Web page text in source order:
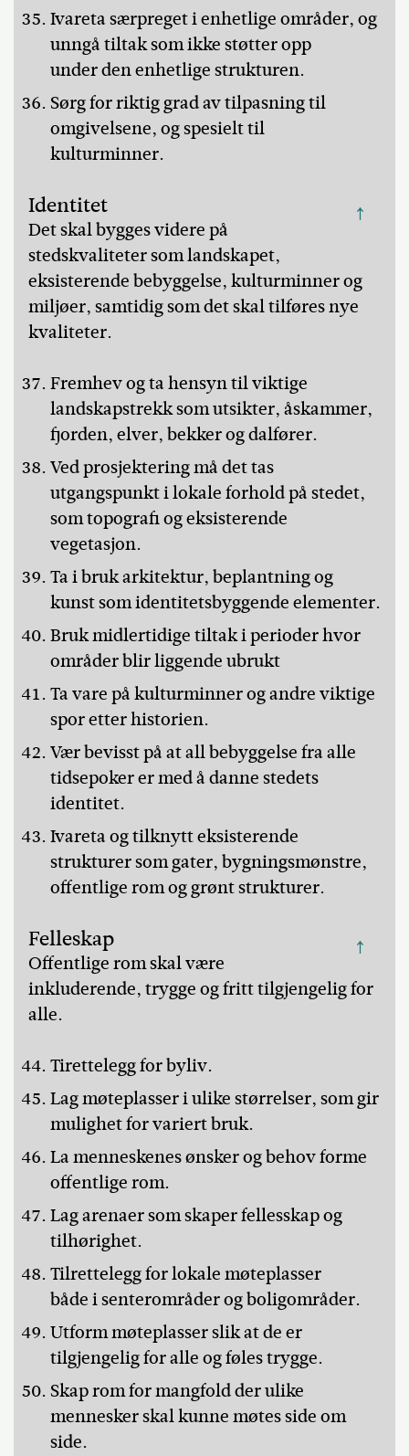
Ivareta særpreget i enhetlige områder, og
unngå tiltak som ikke støtter opp
under den enhetlige strukturen.
Sørg for riktig grad av tilpasning til
omgivelsene, og spesielt til
kulturminner.
↑
Identitet
Det skal bygges videre på
stedskvaliteter som landskapet,
eksisterende bebyggelse, kulturminner og
miljøer, samtidig som det skal tilføres nye
kvaliteter.
Fremhev og ta hensyn til viktige
landskapstrekk som utsikter, åskammer,
fjorden, elver, bekker og dalfører.
Ved prosjektering må det tas
utgangspunkt i lokale forhold på stedet,
som topografi og eksisterende
vegetasjon.
Ta i bruk arkitektur, beplantning og
kunst som identitetsbyggende elementer.
Bruk midlertidige tiltak i perioder hvor
områder blir liggende ubrukt
Ta vare på kulturminner og andre viktige
spor etter historien.
Vær bevisst på at all bebyggelse fra alle
tidsepoker er med å danne stedets
identitet.
Ivareta og tilknytt eksisterende
strukturer som gater, bygningsmønstre,
offentlige rom og grønt strukturer.
↑
Felleskap
Offentlige rom skal være
inkluderende, trygge og fritt tilgjengelig for
alle.
Tirettelegg for byliv.
Lag møteplasser i ulike størrelser, som gir
mulighet for variert bruk.
La menneskenes ønsker og behov forme
offentlige rom.
Lag arenaer som skaper fellesskap og
tilhørighet.
Tilrettelegg for lokale møteplasser
både i senterområder og boligområder.
Utform møteplasser slik at de er
tilgjengelig for alle og føles trygge.
Skap rom for mangfold der ulike
mennesker skal kunne møtes side om
side.